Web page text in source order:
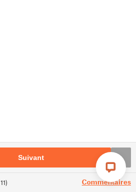
11) Commentaires
Suivant